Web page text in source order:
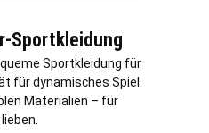
Sportkleidung
Sportkleidung für
für dynamisches Spiel.
Materialien – für